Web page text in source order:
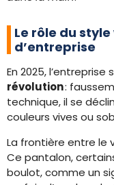
Le rôle du
d’entreprise
En 2025, l’entreprise
révolution:
technique, il se
couleurs vives ou
La frontière entre le
Ce pantalon,
boulot, comme un